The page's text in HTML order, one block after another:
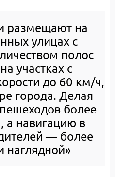
размещают на
улицах с
полос
участках с
до 60 км/ч,
города. Делая
более
навигацию в
— более
наглядной»